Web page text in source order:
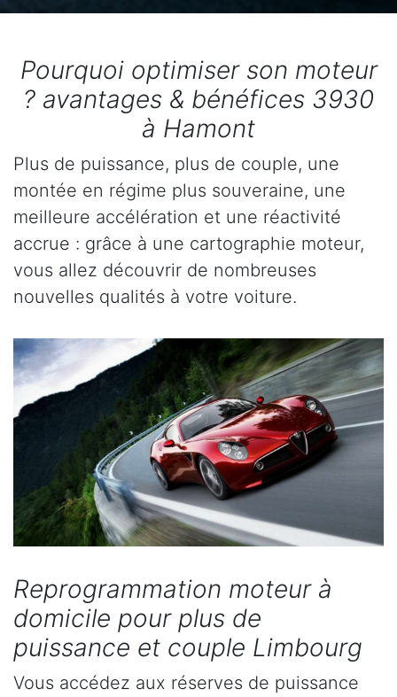
Pourquoi optimiser son moteur
? avantages & bénéfices 3930
à Hamont
Plus de puissance, plus de couple, une
montée en régime plus souveraine, une
meilleure accélération et une réactivité
accrue : grâce à une cartographie moteur,
vous allez découvrir de nombreuses
nouvelles qualités à votre voiture.
Reprogrammation moteur à
domicile pour plus de
puissance et couple Limbourg
Vous accédez aux réserves de puissance